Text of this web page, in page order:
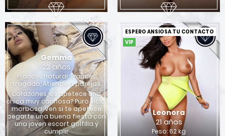
Gemma
22 años
Francés natural, Francés
tragado, Atiende a parejas
Corazones, os apetece una
chica muy cariñosa? Puro vicio,
morbosa. Ven si te apetece
pegarte una buena fiesta con
una joven escort golfilla y
cumplir
VIP
ESPERO ANSIOSA TU CONTACTO
Leonora
21 años
Peso: 62 kg